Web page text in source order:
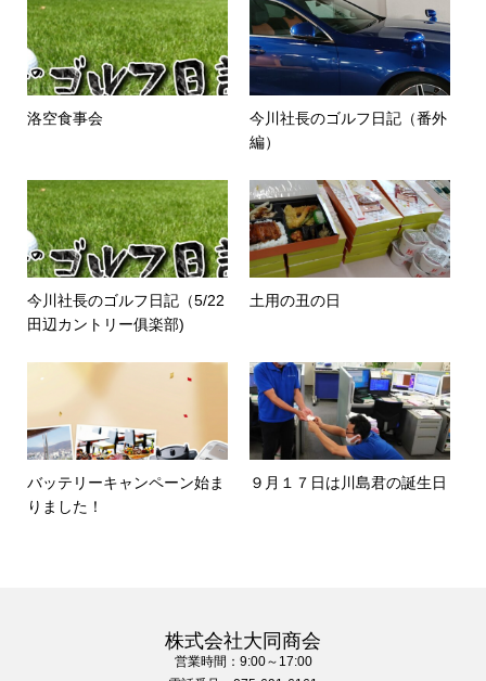
洛空食事会
今川社長のゴルフ日記（番外
編）
今川社長のゴルフ日記（5/22
田辺カントリー俱楽部)
土用の丑の日
バッテリーキャンペーン始ま
りました！
９月１７日は川島君の誕生日
株式会社大同商会
営業時間：9:00～17:00